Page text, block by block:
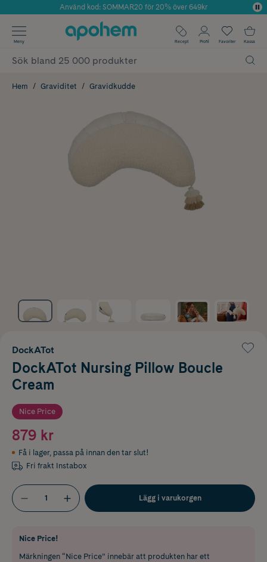
Årets Butik 2025 inom Skönhet
Använd kod: SOMMAR20 för 20% över 649kr
✓ Fri frakt
✓ Poäng på alla köp*
Meny Recept Profil Favoriter Kassa
Hem Graviditet Gravidkudde
DockATot
DockATot Nursing Pillow Boucle
Cream
Nice Price
879 kr
Få i lager, passa på innan den tar slut!
Fri frakt Instabox
Lägg i varukorgen
Nice Price!
Märkningen “Nice Price” innebär att produkten har ett